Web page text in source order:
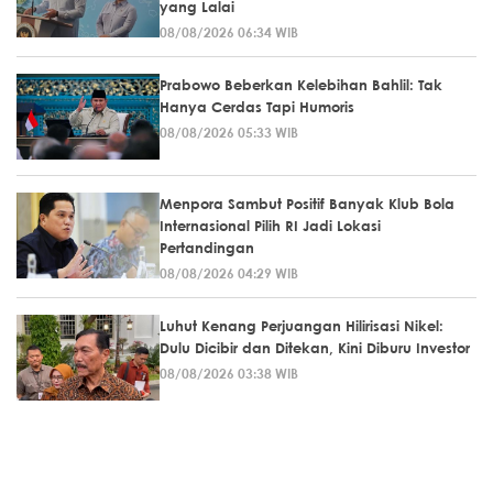
yang Lalai
08/08/2026 06:34 WIB
Prabowo Beberkan Kelebihan Bahlil: Tak
Hanya Cerdas Tapi Humoris
08/08/2026 05:33 WIB
Menpora Sambut Positif Banyak Klub Bola
Internasional Pilih RI Jadi Lokasi
Pertandingan
08/08/2026 04:29 WIB
Luhut Kenang Perjuangan Hilirisasi Nikel:
Dulu Dicibir dan Ditekan, Kini Diburu Investor
08/08/2026 03:38 WIB